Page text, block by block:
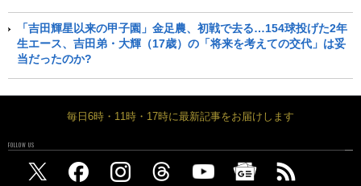
「吉田輝星以来の甲子園」金足農、初戦で去る…154球投げた2年
生エース、吉田弟・大輝（17歳）の「将来を考えての交代」は妥
当だったのか?
毎日6時・11時・17時に最新記事をお届けします
FOLLOW US